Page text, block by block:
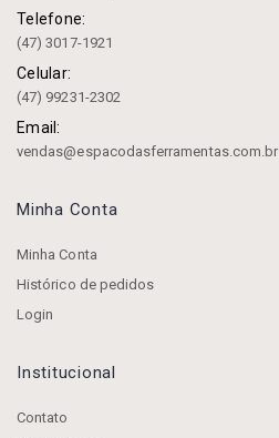
Telefone:
(47) 3017-1921
Celular:
(47) 99231-2302
Email:
vendas@espacodasferramentas.com.br
Minha Conta
Minha Conta
Histórico de pedidos
Login
Institucional
Contato